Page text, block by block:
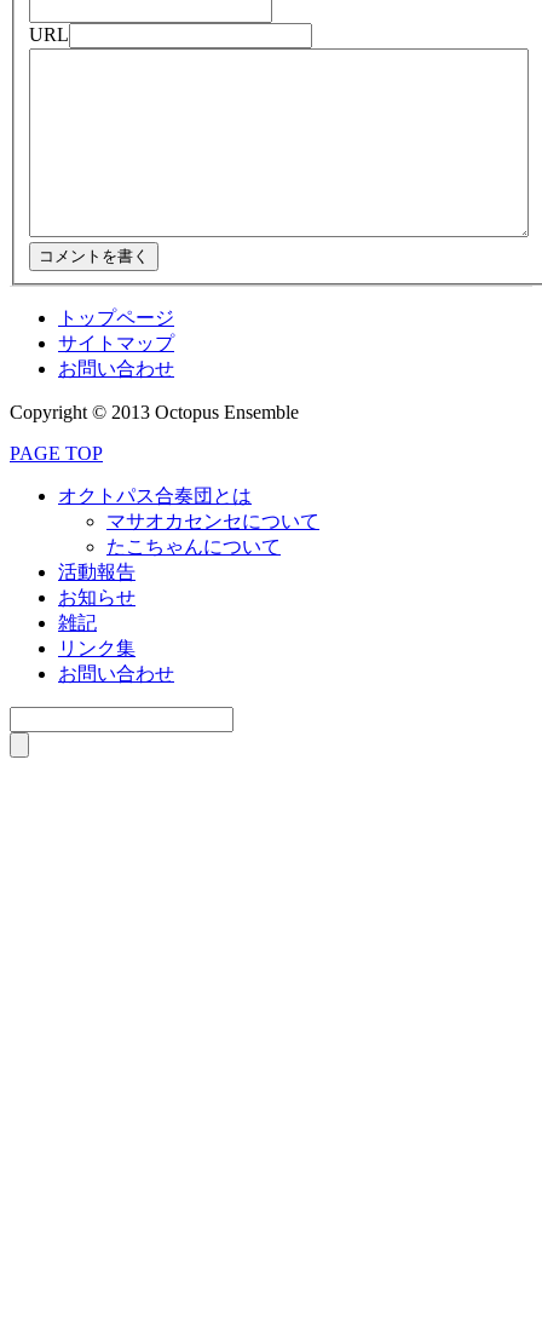
URL
トップページ
サイトマップ
お問い合わせ
Copyright © 2013 Octopus Ensemble
PAGE TOP
オクトパス合奏団とは
マサオカセンセについて
たこちゃんについて
活動報告
お知らせ
雑記
リンク集
お問い合わせ